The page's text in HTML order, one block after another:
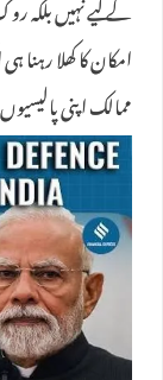
امکان کا کھلا
ممالک اپنی